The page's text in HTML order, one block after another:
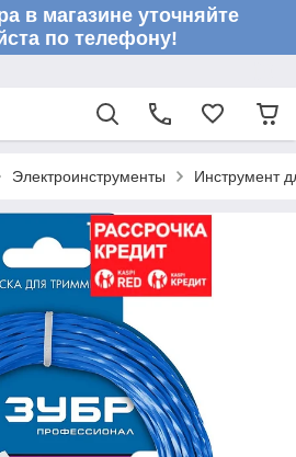
в магазине уточняйте
по телефону!
Электроинструменты Инструмент